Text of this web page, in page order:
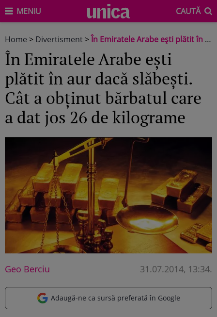
MENIU CAUTĂ
Home > Divertisment >În Emiratele Arabe eşti plătit în aur dacă slăbeşti. Cât a obţinut bărbatul care a dat jos 26 de kilograme
În Emiratele Arabe eşti
plătit în aur dacă slăbeşti.
Cât a obţinut bărbatul care
a dat jos 26 de kilograme
Geo Berciu 31.07.2014, 13:34.
Adaugă-ne ca sursă preferată în Google